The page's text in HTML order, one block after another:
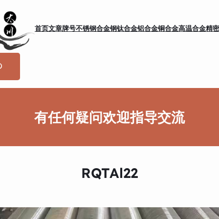
首页文章牌号不锈钢合金钢钛合金铝合金铜合金高温合金精
有任何疑问欢迎指导交流
RQTAl22